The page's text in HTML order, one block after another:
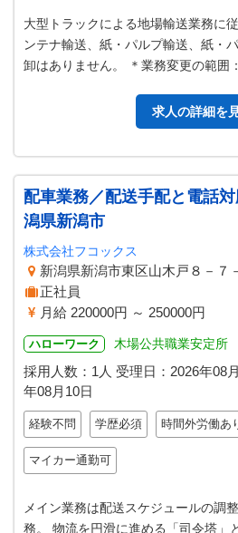
大型トラックによる地場輸送業務に
ンテナ輸送、紙・パルプ輸送、紙・
卸はありません。 ＊業務変更の範囲
求人の詳細を
配車業務／配送手配と電話
潟県新潟市
株式会社フコックス
新潟県新潟市東区山木戸８－
正社員
月給 220000円 ～ 250000円
ハローワーク 木場公共職業安定所
採用人数：1人 受理日： 2026年08
年08月10日
経験不問 学歴必須 時間外労働あ
マイカー通勤可
メイン業務は配送スケジュールの調
務。 物流を円滑に進める「司令塔」